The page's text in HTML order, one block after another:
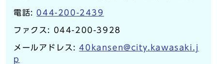
電話: 044-200-2439
ファクス: 044-200-3928
メールアドレス:40kansen@city.kawasaki.j
p